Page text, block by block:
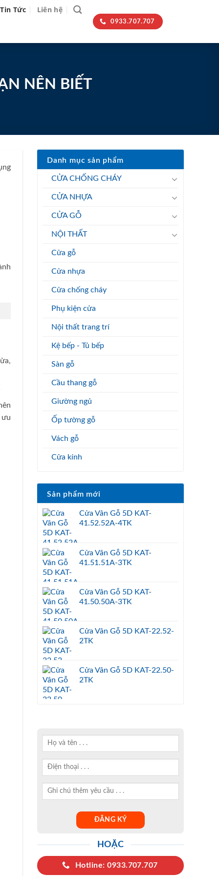
Tin Tức Liên hệ
0933.707.707
NÊN BIẾT
ưu
Danh mục sản phẩm
CỬA CHỐNG CHÁY
CỬA NHỰA
CỬA GỖ
NỘI THẤT
Cửa gỗ
Cửa nhựa
Cửa chống cháy
Phụ kiện cửa
Nội thất trang trí
Kệ bếp - Tủ bếp
Sàn gỗ
Cầu thang gỗ
Giường ngủ
Ốp tường gỗ
Vách gỗ
Cửa kính
Sản phẩm mới
Cửa Vân Gỗ 5D KAT-
41.52.52A-4TK
Cửa Vân Gỗ 5D KAT-
41.51.51A-3TK
Cửa Vân Gỗ 5D KAT-
41.50.50A-3TK
Cửa Vân Gỗ 5D KAT-22.52-
2TK
Cửa Vân Gỗ 5D KAT-22.50-
2TK
HOẶC
Hotline: 0933.707.707